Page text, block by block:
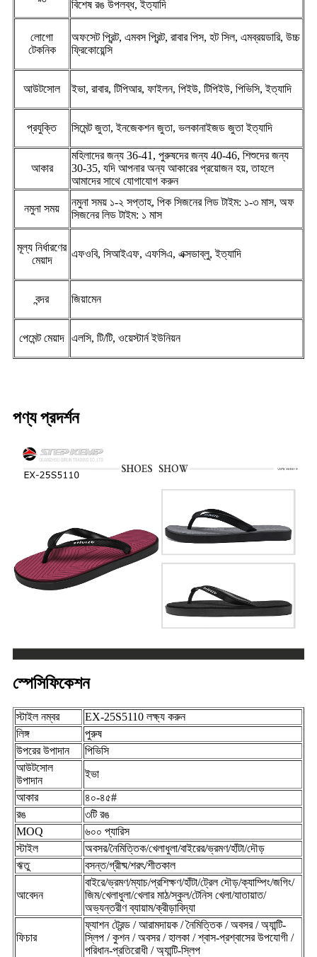
বিশেষ রঙ উপলব্ধ, ইত্যাদি
লোগো
টেকনিক
অফসেট প্রিন্ট, এমবস প্রিন্ট, রাবার পিস, হট সিল, এমব্রয়ডারি, উচ্চ
ফ্রিকোয়েন্সি
আউটসোল ইভা, রাবার, টিপিআর, ফাইলন, পিইউ, টিপিইউ, পিভিসি, ইত্যাদি
প্রযুক্তি সিমেন্ট জুতা, ইনজেকশন জুতা, ভলকানাইজড জুতা ইত্যাদি
আকার
মহিলাদের জন্য 36-41, পুরুষদের জন্য 40-46, শিশুদের জন্য
30-35, যদি আপনার অন্য আকারের প্রয়োজন হয়, তাহলে
আমাদের সাথে যোগাযোগ করুন
নমুনা সময়
নমুনা সময় ১-২ সপ্তাহ, পিক সিজনের লিড টাইম: ১-৩ মাস, অফ
সিজনের লিড টাইম: ১ মাস
মূল্য নির্ধারণের
মেয়াদ
এফওবি, সিআইএফ, এফসিএ, এক্সডাব্লু, ইত্যাদি
বন্দর জিয়ামেন
পেমেন্ট মেয়াদ এলসি, টি/টি, ওয়েস্টার্ন ইউনিয়ন
পণ্য প্রদর্শন
স্পেসিফিকেশন
স্টাইল নম্বর
EX-25S5110 লক্ষ্য করুন
লিঙ্গ
পুরুষ
উপরের উপাদান
পিভিসি
আউটসোল
উপাদান
ইভা
আকার
৪০-৪৫#
রঙ
৩টি রঙ
MOQ
৬০০ প্যারিস
স্টাইল
অবসর/নৈমিত্তিক/খেলাধুলা/বাইরের/ভ্রমণ/হাঁটা/দৌড়
ঋতু
বসন্ত/গ্রীষ্ম/শরৎ/শীতকাল
আবেদন
বাইরে/ভ্রমণ/ম্যাচ/প্রশিক্ষণ/হাঁটা/ট্রেল দৌড়/ক্যাম্পিং/জগিং/
জিম/খেলাধুলা/খেলার মাঠ/স্কুল/টেনিস খেলা/যাতায়াত/
অভ্যন্তরীণ ব্যায়াম/ক্রীড়াবিদ্যা
ফিচার
ফ্যাশন ট্রেন্ড / আরামদায়ক / নৈমিত্তিক / অবসর / অ্যান্টি-
স্লিপ / কুশন / অবসর / হালকা / শ্বাস-প্রশ্বাসের উপযোগী /
পরিধান-প্রতিরোধী / অ্যান্টি-স্লিপ